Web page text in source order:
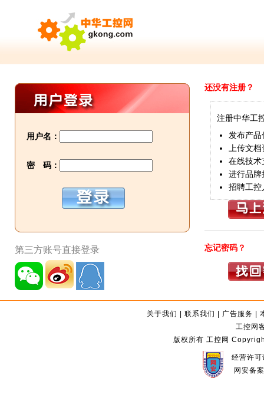
用户名：
密 码：
第三方账号直接登录
还没有注册？
注册中华工
发布产品
上传文档
在线技术
进行品牌
招聘工控
忘记密码？
关于我们 |联系我们 | 广告服务 |
工控网
版权所有 工控网
经营许
网安备